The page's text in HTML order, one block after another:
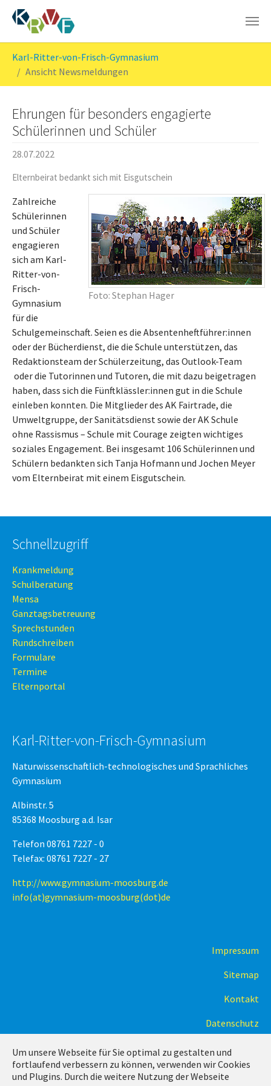
Um unsere Webseite für Sie optimal zu gestalten und
fortlaufend verbessern zu können, verwenden wir Cookies
und Plugins. Durch die weitere Nutzung der Webseite
Karl-Ritter-von-Frisch-Gymnasium
Ansicht Newsmeldungen
Ehrungen für besonders engagierte
Schülerinnen und Schüler
28.07.2022
Elternbeirat bedankt sich mit Eisgutschein
Foto: Stephan Hager
Zahlreiche
Schülerinnen
und Schüler
engagieren
sich am Karl-
Ritter-von-
Frisch-
Gymnasium
für die
Schulgemeinschaft. Seien es die Absentenheftführer:innen
oder der Bücherdienst, die die Schule unterstützen, das
Redaktionsteam der Schülerzeitung, das Outlook-Team
oder die Tutorinnen und Tutoren, die mit dazu beigetragen
haben, dass sich die Fünftklässler:innen gut in die Schule
einleben konnten. Die Mitglieder des AK Fairtrade, die
Umweltgruppe, der Sanitätsdienst sowie der AK Schule
ohne Rassismus – Schule mit Courage zeigten wichtiges
soziales Engagement. Bei insgesamt 106 Schülerinnen und
Schülern bedankten sich Tanja Hofmann und Jochen Meyer
vom Elternbeirat mit einem Eisgutschein.
Schnellzugriff
Krankmeldung
Schulberatung
Mensa
Ganztagsbetreuung
Sprechstunden
Rundschreiben
Formulare
Termine
Elternportal
Karl-Ritter-von-Frisch-Gymnasium
Naturwissenschaftlich-technologisches und Sprachliches
Gymnasium
Albinstr. 5
85368 Moosburg a.d. Isar
Telefon 08761 7227 - 0
Telefax: 08761 7227 - 27
http://www.gymnasium-moosburg.de
info(at)gymnasium-moosburg(dot)de
Impressum
Sitemap
Kontakt
Datenschutz